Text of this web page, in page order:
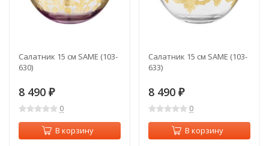
Салатник 15 см SAME (103-
630)
8 490 ₽
0
В корзину
Салатник 15 см SAME (103-
633)
8 490 ₽
0
В корзину